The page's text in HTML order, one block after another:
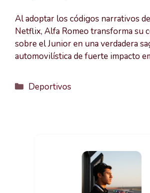
Al adoptar los códigos narrativos
Netflix, Alfa Romeo transforma su
sobre el Junior en una verdadera
automovilística de fuerte impacto
Categorías
Deportivos